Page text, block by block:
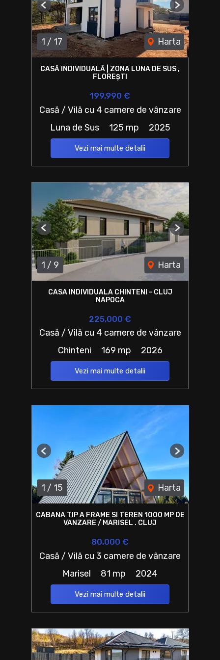
1 / 17 Harta
Previous Next
CASĂ INDIVIDUALĂ | ZONA LUNA DE SUS ,
FLOREȘTI
199,990 €
Casă / Vilă cu 4 camere de vânzare
Luna de Sus
125 mp 2025
Vezi mai multe detalii
1 / 9 Harta
Previous Next
CASA INDIVIDUALA CHINTENI - CLUJ
NAPOCA
225,000 €
Casă / Vilă cu 4 camere de vânzare
Chinteni
169 mp 2026
Vezi mai multe detalii
1 / 15 Harta
Previous Next
CABANA TIP A FRAME SI TEREN 1000 MP DE
VANZARE / MARISEL . CLUJ
80,000 €
Casă / Vilă cu 3 camere de vânzare
Marisel
81 mp 2024
Vezi mai multe detalii